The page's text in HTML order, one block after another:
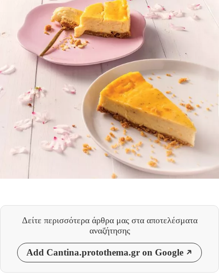
Δείτε περισσότερα άρθρα μας στα αποτελέσματα
αναζήτησης
Add Cantina.protothema.gr on Google